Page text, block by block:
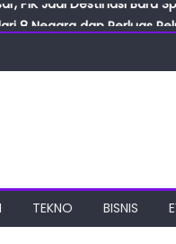
8 Negara dan Perluas
PIK Jadi Destinasi Baru
TEKNO BISNIS